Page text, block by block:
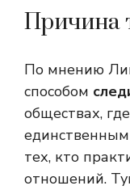
Причина
По мнению
способом
обществах,
тех, кто
отношений.